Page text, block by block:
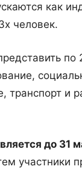
как
человек.
транспорт
до 31
участники